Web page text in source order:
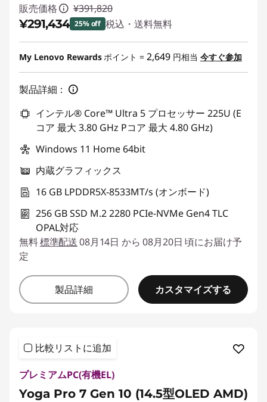
販売価格 ¥391,820
¥291,434 25% off 税込・送料無料
特別割引 :-¥100,386
My Lenovo Rewardsポイント = 2,649 円相当 今すぐ参加
製品詳細：
インテル® Core™ Ultra 5 プロセッサー 225U (E
コア 最大 3.80 GHz Pコア 最大 4.80 GHz)
Windows 11 Home 64bit
内蔵グラフィックス
16 GB LPDDR5X-8533MT/s (オンボード)
256 GB SSD M.2 2280 PCIe-NVMe Gen4 TLC
OPAL対応
無料標準配送08月14日 から 08月20日 頃にお届け予
定
製品詳細 カスタマイズする
比較リストに追加
プレミアムPC(有機EL)
Yoga Pro 7 Gen 10 (14.5型OLED AMD)